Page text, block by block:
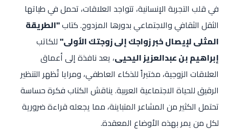
في قلب التجربة الإنسانية، تتواجد العلاقات، تحمل في طياتها
الثقل الثقافي والاجتماعي بدورها المزدوج. كتاب"الطريقة
المثلى لإيصال خبر زواجك إلى زوجتك الأولى"للكاتب
إبراهيم بن عبدالعزيز اليحيى، يعد نافذة إلى أعماق
العلاقات الزوجية، مختبراً للذكاء العاطفي، ومرايا تُظهر التنظير
الرقيق للحياة الاجتماعية العربية. يناقش الكتاب فكرة حساسة
تحتمل الكثير من المشاعر المتباينة، مما يجعله قراءة ضرورية
لكل من يمر بهذه الأوضاع المعقدة.